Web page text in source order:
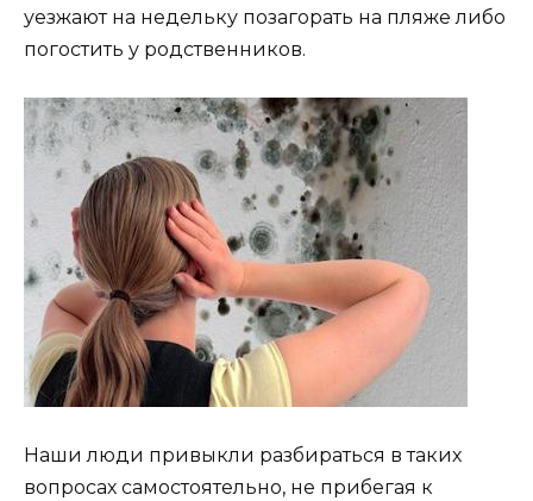
уезжают на недельку позагорать на пляже либо
погостить у родственников.
Наши люди привыкли разбираться в таких
вопросах самостоятельно, не прибегая к